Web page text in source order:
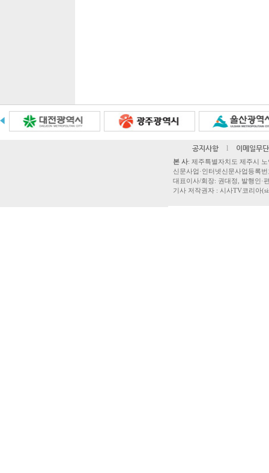
공지사항 l 이메일무
본 사: 제주특별자치도 제주시
신문사업·인터넷신문사업등록
대표이사/회장: 권대정, 발행인·
기사 저작권자 : 시사TV코리아